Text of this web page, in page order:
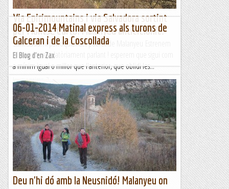
Via Epirimountains i via Salvadora sortint
per Montse Curto. Malanyeu anticiclònic.
Sant Sadurní parroquial del poblet de Malanyeu Estrenem
el nou any escalatòriament parlant ! esperem que sigui com
a mínim igual o millor que l'anterior, que oblidi les...
Jaumegrimp 2
06-01-2014 Matinal express als turons de
Galceran i de la Coscollada
El Blog d'en Zax
Deu n'hi dó amb la Neusnidó! Malanyeu on